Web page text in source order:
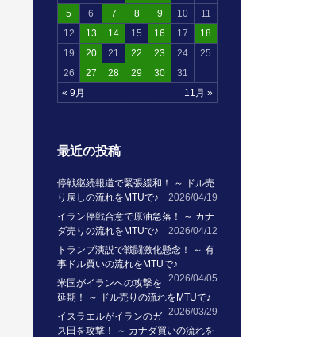
« 9月 11月 »
5
6 7 8 9 10
11
12
13 14 15 16 17
18
19
20 21 22 23 24
25
26
27 28 29 30 31
最近の投稿
停戦継続報道で緊張緩和！ ～ ドル売
り戻しの流れをMTUで♪
2026/04/19
イラン停戦合意で原油急落！ ～ カナ
ダ売りの流れをMTUで♪
2026/04/12
トランプ演説で戦闘激化懸念！ ～ 有
事ドル買いの流れをMTUで♪
2026/04/05
米国がイランへの攻撃を
延期！ ～ ドル売りの流れをMTUで♪
2026/03/29
イスラエルがイランのガ
ス田を攻撃！ ～ カナダ買いの流れを